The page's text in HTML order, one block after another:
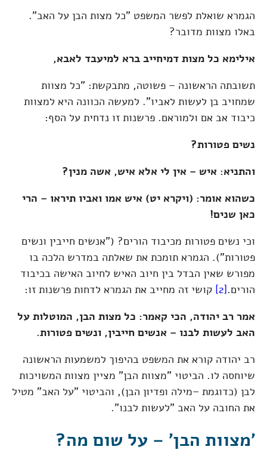
הגמרא שואלת לפשר המשפט "כל מצות הבן על האב".
באלו מצוות מדובר?
אילימא כל מצות דמיחייב ברא למיעבד לאבא,
תשובתה הראשונה – פשוטה, מתבקשת: "כל מצוות
שמחויב בן לעשות לאביו". למעשה הכוונה היא למצוות
כיבוד אב אם ולמוראם. פרשנות זו נדחית על הסף:
נשים פטורות?
והתניא: איש – אין לי אלא איש, אשה מנין?
כשהוא אומר: (ויקרא יט) איש אמו ואביו תיראו – הרי
כאן שנים!
וכי נשים פטורות מכיבוד הורים? ("אנשים חייבין ונשים
פטורות"). הגמרא תומכת את שאלתה במדרש הלכה בו
מפורש שאין הבדל בין חיוב האיש לחיוב האישה בכיבוד
הורים.[2]
קושי זה מחייב את הגמרא לדחות פרשנות זו:
אמר רב יהודה, הכי קאמר: כל מצות הבן, המוטלות על
האב לעשות לבנו – אנשים חייבין, ונשים פטורות.
רב יהודה קורא את המשפט בהיפוך למשמעות הראשונה
שיוחסה לו. הביטוי "מצוות הבן" מציין מצוות המשויכות
לבן (כדוגמת –מילה ופדיון הבן), והביטוי "על האב" מטיל
את החובה על האב "לעשות לבנו".
'מצוות הבן' – על שום מה?